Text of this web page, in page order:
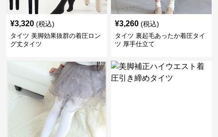
¥3,320 (税込)
タイツ 美脚効果抜群の着圧ロン
グ丈タイツ
¥3,260 (税込)
タイツ 裏起毛あったか着圧タイ
ツ 厚手仕立て